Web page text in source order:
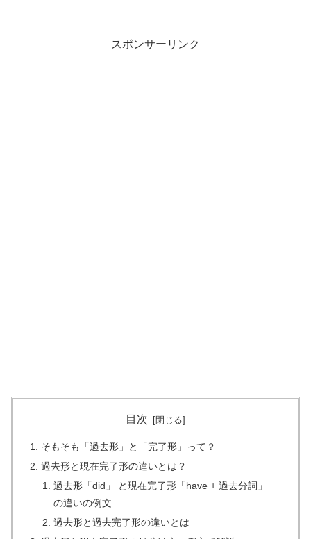
スポンサーリンク
目次
そもそも「過去形」と「完了形」って？
過去形と現在完了形の違いとは？
過去形「did」 と現在完了形「have + 過去分詞」
の違いの例文
過去形と過去完了形の違いとは